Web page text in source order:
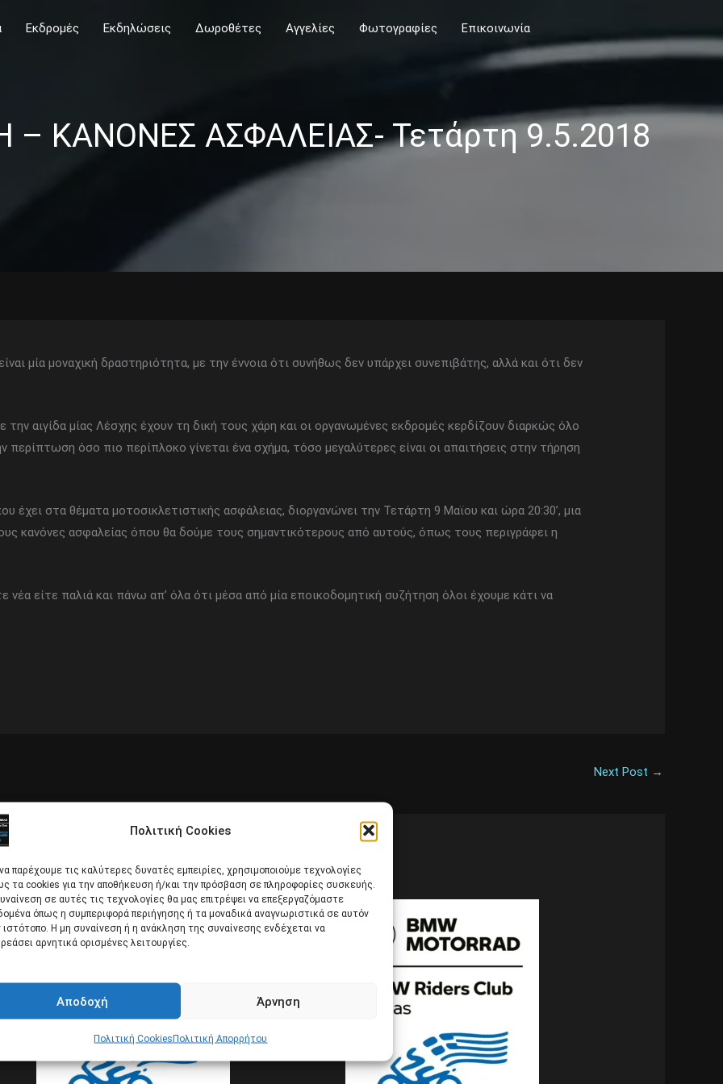
Πολιτική Cookies
να παρέχουμε τις καλύτερες δυνατές εμπειρίες, χρησιμοποιούμε τεχνολογίες
τα cookies για την αποθήκευση ή/και την πρόσβαση σε πληροφορίες συσκευής.
σε αυτές τις τεχνολογίες θα μας επιτρέψει να επεξεργαζόμαστε
όπως η συμπεριφορά περιήγησης ή τα μοναδικά αναγνωριστικά σε αυτόν
ιστότοπο. Η μη συναίνεση ή η ανάκληση της συναίνεσης ενδέχεται να
αρνητικά ορισμένες λειτουργίες.
Αποδοχή Άρνηση
Πολιτική CookiesΠολιτική Απορρήτου
Εκδρομές Εκδηλώσεις Δωροθέτες Αγγελίες Φωτογραφίες Επικοινωνία
ΚΑΝΟΝΕΣ ΑΣΦΑΛΕΙΑΣ- Τετάρτη 9.5.2018
μία μοναχική δραστηριότητα, με την έννοια ότι συνήθως δεν υπάρχει συνεπιβάτης, αλλά και ότι δεν
αιγίδα μίας Λέσχης έχουν τη δική τους χάρη και οι οργανωμένες εκδρομές κερδίζουν διαρκώς όλο
όσο πιο περίπλοκο γίνεται ένα σχήμα, τόσο μεγαλύτερες είναι οι απαιτήσεις στην τήρηση
έχει στα θέματα μοτοσικλετιστικής ασφάλειας, διοργανώνει την Τετάρτη 9 Μαϊου και ώρα 20:30’, μια
κανόνες ασφαλείας όπου θα δούμε τους σημαντικότερους από αυτούς, όπως τους περιγράφει η
είτε παλιά και πάνω απ’ όλα ότι μέσα από μία εποικοδομητική συζήτηση όλοι έχουμε κάτι να
Next Post →